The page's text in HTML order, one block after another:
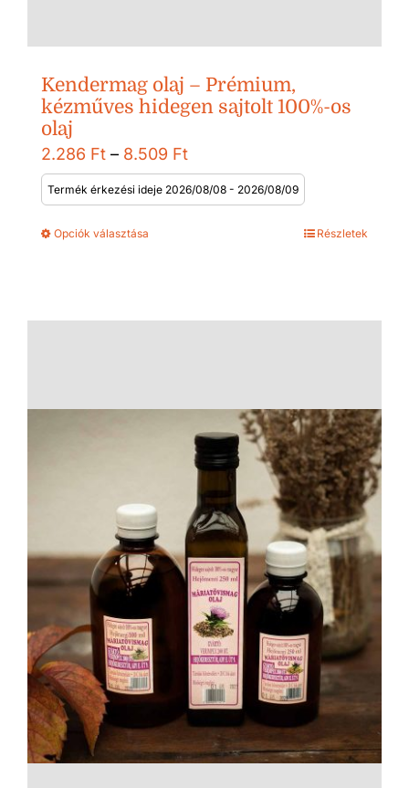
Kendermag olaj – Prémium,
kézműves hidegen sajtolt 100%-os
olaj
2.286 Ft – 8.509 FtÁrtartomány:
2.286 Ft
-
Termék érkezési ideje 2026/08/08 - 2026/08/09
Opciók választása Részletek